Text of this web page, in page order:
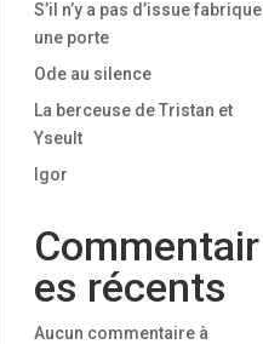
S’il n’y a pas d’issue fabrique
une porte
Ode au silence
La berceuse de Tristan et
Yseult
Igor
Commentair
es récents
Aucun commentaire à